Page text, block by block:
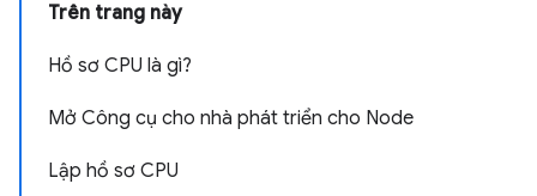
Trên trang này
Hồ sơ CPU là gì?
Mở Công cụ cho nhà phát triển cho Node
Lập hồ sơ CPU